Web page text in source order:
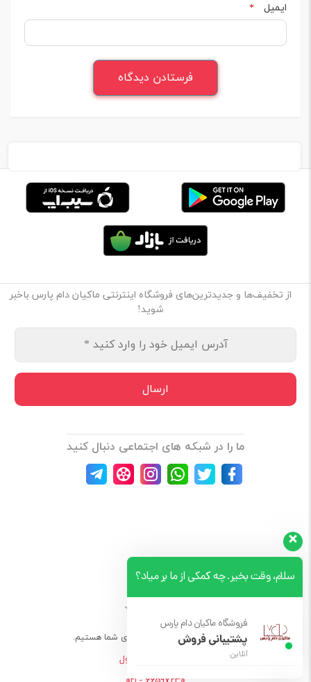
ایمیل *
از تخفیف‌ها و جدیدترین‌های فروشگاه اینترنتی ماکیان دام پارس باخبر
شوید!
ما را در شبکه های اجتماعی دنبال کنید
۷ روز هفته، ۲۴ ساعته پاسخگوی شما هستیم.
پرسش های متداول
سلام، وقت بخیر. چه کمکی از ما بر میاد؟
فروشگاه ماکیان دام پارس
پشتیبانی فروش
آنلاین